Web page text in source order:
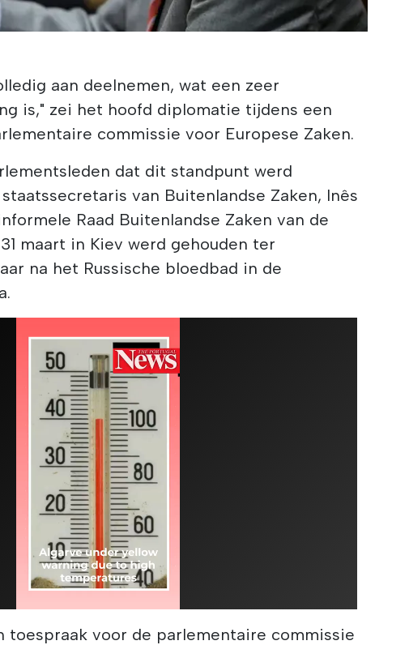
aan deelnemen, wat een zeer
is," zei het hoofd diplomatie tijdens een
commissie voor Europese Zaken.
dat dit standpunt werd
van Buitenlandse Zaken, Inês
Raad Buitenlandse Zaken van de
maart in Kiev werd gehouden ter
na het Russische bloedbad in de
toespraak voor de parlementaire commissie